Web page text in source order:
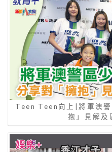
Teen Teen向上|將軍澳
抱」見解及